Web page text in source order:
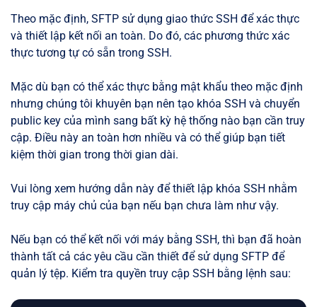
Theo mặc định, SFTP sử dụng giao thức SSH để xác thực
và thiết lập kết nối an toàn. Do đó, các phương thức xác
thực tương tự có sẵn trong SSH.
Mặc dù bạn có thể xác thực bằng mật khẩu theo mặc định
nhưng chúng tôi khuyên bạn nên tạo khóa SSH và chuyển
public key của mình sang bất kỳ hệ thống nào bạn cần truy
cập. Điều này an toàn hơn nhiều và có thể giúp bạn tiết
kiệm thời gian trong thời gian dài.
Vui lòng xem hướng dẫn này để thiết lập khóa SSH nhằm
truy cập máy chủ của bạn nếu bạn chưa làm như vậy.
Nếu bạn có thể kết nối với máy bằng SSH, thì bạn đã hoàn
thành tất cả các yêu cầu cần thiết để sử dụng SFTP để
quản lý tệp. Kiểm tra quyền truy cập SSH bằng lệnh sau: